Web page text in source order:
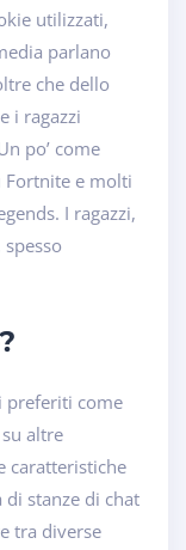
utilizzati,
parlano
che dello
i ragazzi
po’ come
Fortnite e molti
I ragazzi,
preferiti come
altre
caratteristiche
stanze di chat
tra diverse